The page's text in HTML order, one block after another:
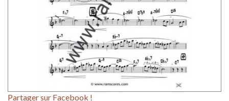
Partager sur Facebook !